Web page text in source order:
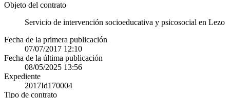
Objeto del contrato
Servicio de intervención socioeducativa y psicosocial en Lezo
Fecha de la primera publicación
07/07/2017 12:10
Fecha de la última publicación
08/05/2025 13:56
Expediente
2017Id170004
Tipo de contrato